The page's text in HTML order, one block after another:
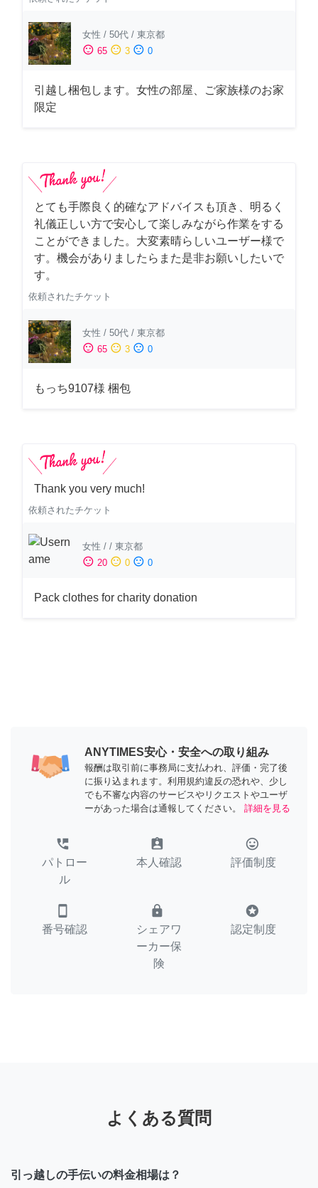
女性 / 50代 / 東京都
sentiment_satisfied 65 sentiment_neutral 3 sentiment_dissatisfied 0
引越し梱包します。女性の部屋、ご家族様のお家
限定
とても手際良く的確なアドバイスも頂き、明るく
礼儀正しい方で安心して楽しみながら作業をする
ことができました。大変素晴らしいユーザー様で
す。機会がありましたらまた是非お願いしたいで
す。
依頼されたチケット
女性 / 50代 / 東京都
sentiment_satisfied 65 sentiment_neutral 3 sentiment_dissatisfied 0
もっち9107様 梱包
Thank you very much!
依頼されたチケット
女性 / / 東京都
sentiment_satisfied 20 sentiment_neutral 0 sentiment_dissatisfied 0
Pack clothes for charity donation
ANYTIMES安心・安全への取り組み
報酬は取引前に事務局に支払われ、評価・完了後
に振り込まれます。利用規約違反の恐れや、少し
でも不審な内容のサービスやリクエストやユーザ
ーがあった場合は通報してください。
詳細を見る
perm_phone_msg
パトロー
ル
assignment_ind
本人確認
tag_faces
評価制度
smartphone
番号確認
lock
シェアワ
ーカー保
険
stars
認定制度
よくある質問
引っ越しの手伝いの料金相場は？